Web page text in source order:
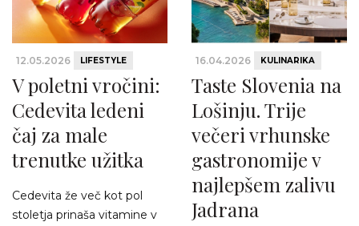
12.05.2026 LIFESTYLE
V poletni vročini:
Cedevita ledeni
čaj za male
trenutke užitka
Cedevita že več kot pol
stoletja prinaša vitamine v
16.04.2026 KULINARIKA
Taste Slovenia na
Lošinju. Trije
večeri vrhunske
gastronomije v
najlepšem zalivu
Jadrana